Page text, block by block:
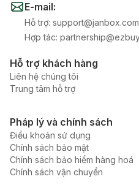
E-mail:
Hỗ trợ: support@janbox.com
Hợp tác:
Hỗ trợ khách hàng
Liên hệ chúng tôi
Trung tâm hỗ trợ
Pháp lý và chính sách
Điều khoản sử dụng
Chính sách bảo mật
Chính sách bảo hiểm hàng hoá
Chính sách vận chuyển